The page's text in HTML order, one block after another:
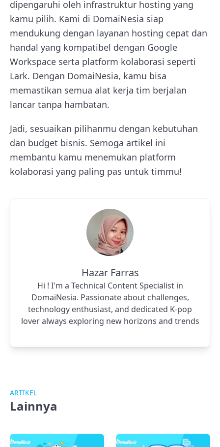
dipengaruhi oleh infrastruktur hosting yang
kamu pilih. Kami di DomaiNesia siap
mendukung dengan layanan hosting cepat dan
handal yang kompatibel dengan Google
Workspace serta platform kolaborasi seperti
Lark. Dengan DomaiNesia, kamu bisa
memastikan semua alat kerja tim berjalan
lancar tanpa hambatan.
Jadi, sesuaikan pilihanmu dengan kebutuhan
dan budget bisnis. Semoga artikel ini
membantu kamu menemukan platform
kolaborasi yang paling pas untuk timmu!
Hazar Farras
Hi ! I'm a Technical Content Specialist in
DomaiNesia. Passionate about challenges,
technology enthusiast, and dedicated K-pop
lover always exploring new horizons and trends
ARTIKEL
Lainnya